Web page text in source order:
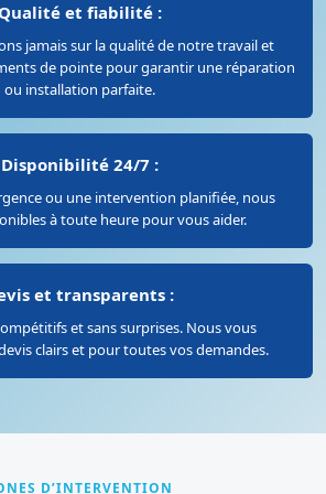
Qualité et fiabilité :
jamais sur la qualité de notre travail et
de pointe pour garantir une réparation
ou installation parfaite.
Disponibilité 24/7 :
ou une intervention planifiée, nous
à toute heure pour vous aider.
et transparents :
et sans surprises. Nous vous
clairs et pour toutes vos demandes.
D’INTERVENTION